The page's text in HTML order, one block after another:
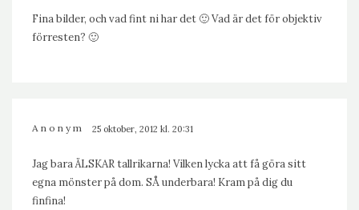
Fina bilder, och vad fint ni har det 🙂 Vad är det för objektiv
förresten? 🙂
Anonym 25 oktober, 2012 kl. 20:31
Jag bara ÄLSKAR tallrikarna! Vilken lycka att få göra sitt
egna mönster på dom. SÅ underbara! Kram på dig du
finfina!